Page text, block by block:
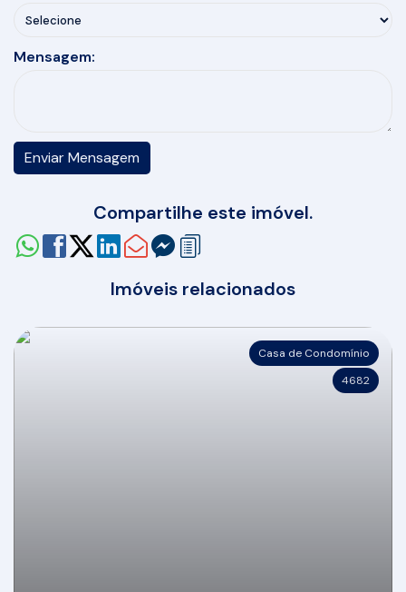
Mensagem:
Compartilhe este imóvel.
Imóveis relacionados
Casa de Condomínio
4682